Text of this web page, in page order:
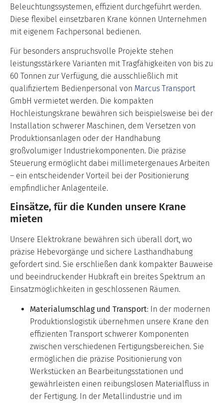
Beleuchtungssystemen, effizient durchgeführt werden.
Diese flexibel einsetzbaren Krane können Unternehmen
mit eigenem Fachpersonal bedienen.
Für besonders anspruchsvolle Projekte stehen
leistungsstärkere Varianten mit Tragfähigkeiten von bis zu
60 Tonnen zur Verfügung, die ausschließlich mit
qualifiziertem Bedienpersonal von Marcus Transport
GmbH vermietet werden. Die kompakten
Hochleistungskrane bewähren sich beispielsweise bei der
Installation schwerer Maschinen, dem Versetzen von
Produktionsanlagen oder der Handhabung
großvolumiger Industriekomponenten. Die präzise
Steuerung ermöglicht dabei millimetergenaues Arbeiten
– ein entscheidender Vorteil bei der Positionierung
empfindlicher Anlagenteile.
Einsätze, für die Kunden unsere Krane
mieten
Unsere Elektrokrane bewähren sich überall dort, wo
präzise Hebevorgänge und sichere Lasthandhabung
gefordert sind. Sie erschließen dank kompakter Bauweise
und beeindruckender Hubkraft ein breites Spektrum an
Einsatzmöglichkeiten in geschlossenen Räumen.
Materialumschlag und Transport: In der modernen
Produktionslogistik übernehmen unsere Krane den
effizienten Transport schwerer Komponenten
zwischen verschiedenen Fertigungsbereichen. Sie
ermöglichen die präzise Positionierung von
Werkstücken an Bearbeitungsstationen und
gewährleisten einen reibungslosen Materialfluss in
der Fertigung. In der Metallindustrie und im